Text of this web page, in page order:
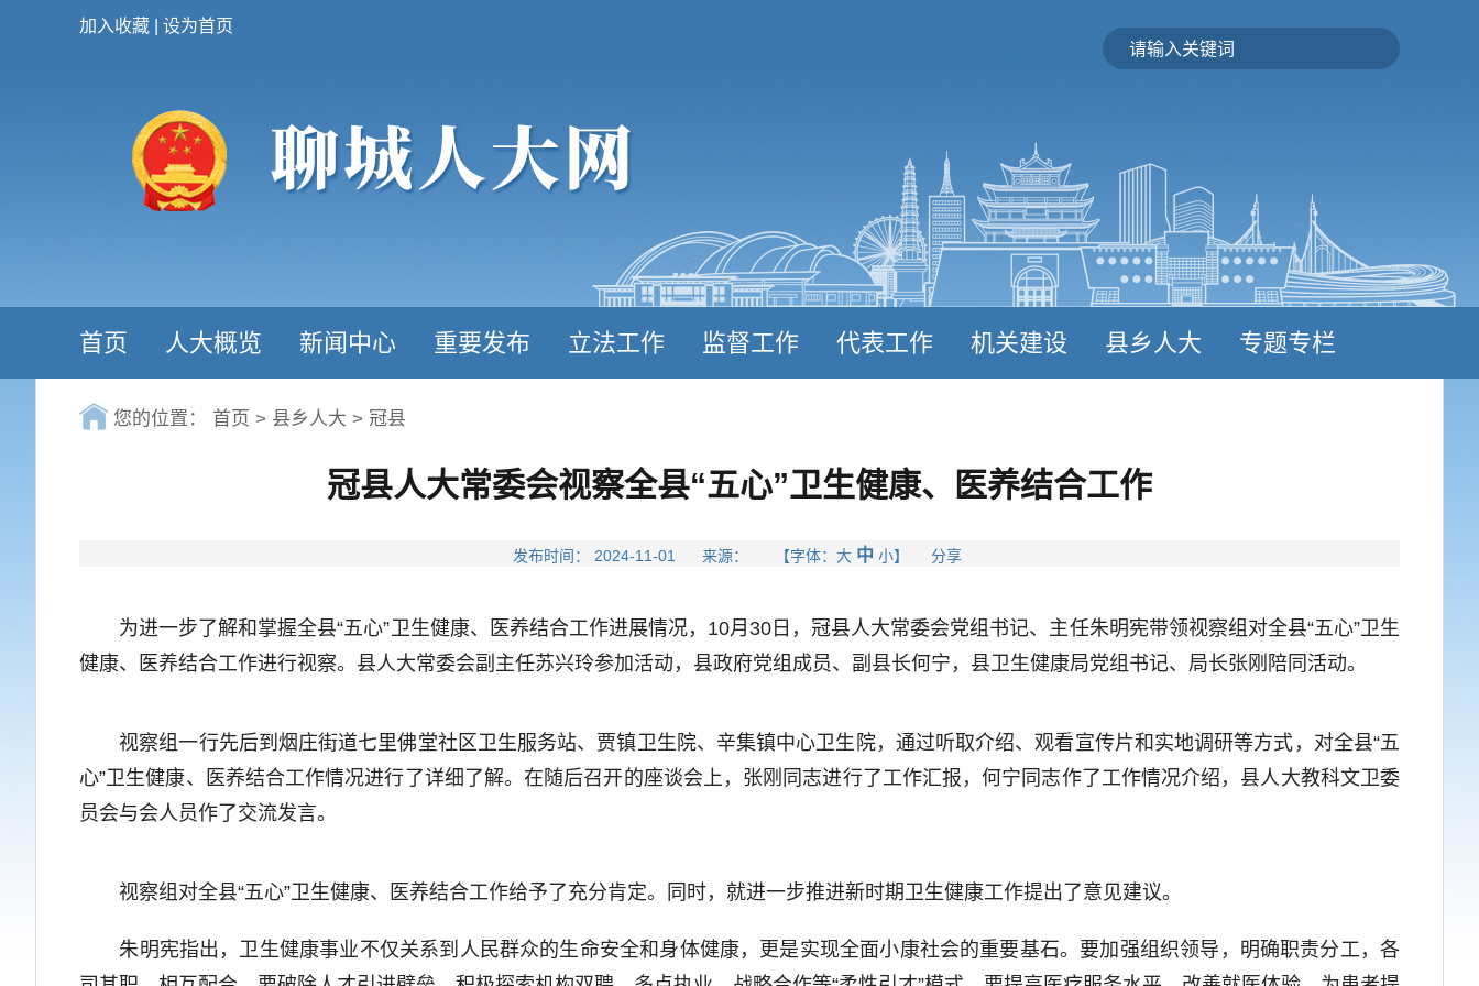
加入收藏 设为首页
首页 人大概览 新闻中心 重要发布 立法工作 监督工作 代表工作 机关建设 县乡人大 专题专栏
您的位置： 首页 > 县乡人大 > 冠县
冠县人大常委会视察全县“五心”卫生健康、医养结合工作
发布时间： 2024-11-01 来源： 【字体： 大 中 小】 分享
为进一步了解和掌握全县“五心”卫生健康、医养结合工作进展情况，10月30日，冠县人大常委会党组书记、主任朱明宪带领视察组对全县“五心”卫生
健康、医养结合工作进行视察。县人大常委会副主任苏兴玲参加活动，县政府党组成员、副县长何宁，县卫生健康局党组书记、局长张刚陪同活动。
视察组一行先后到烟庄街道七里佛堂社区卫生服务站、贾镇卫生院、辛集镇中心卫生院，通过听取介绍、观看宣传片和实地调研等方式，对全县“五
心”卫生健康、医养结合工作情况进行了详细了解。在随后召开的座谈会上，张刚同志进行了工作汇报，何宁同志作了工作情况介绍，县人大教科文卫委
员会与会人员作了交流发言。
视察组对全县“五心”卫生健康、医养结合工作给予了充分肯定。同时，就进一步推进新时期卫生健康工作提出了意见建议。
朱明宪指出，卫生健康事业不仅关系到人民群众的生命安全和身体健康，更是实现全面小康社会的重要基石。要加强组织领导，明确职责分工，各